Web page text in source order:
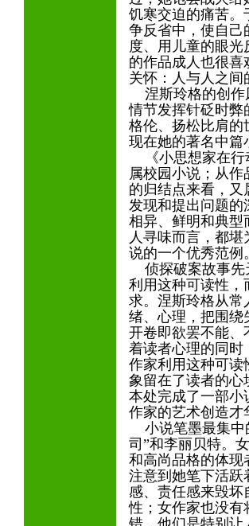
饥寒交迫的痛苦。
争反省中，使自己
度、用儿童的眼
的作品成人也很
关怀：人与人之
涅斯玲格的创作
情节发挥针砭时弊
格伦、扬松比肩的
现在她的著名中篇
《小思想家在行
属校园小说；从
的归结点来看，
发现和提出问题的
相异、鲜明和典型
人寻味而言，都
说的一个优秀范例
侦探破案故事先
利用这种可读性，
求。涅斯玲格从常
绪、心理，把围绕
开卷即欲罢不能、
着读者心理的同时
作家利用这种可读
象留在了读者的心
本处完成了一部小
作家的艺术创造才
小说笔墨最集中
司”和李丽贝特。
和高尚品格的体现
注意到她笔下活跃
感、责任感来毁
性；女作家也没有